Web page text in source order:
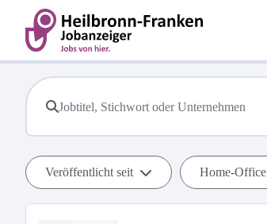
Veröffentlicht seit Home-Office